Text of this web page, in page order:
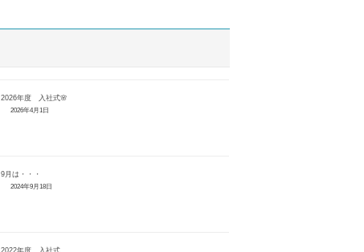
2026年度 入社式🌸
2026年4月1日
9月は・・・
2024年9月18日
2022年度 入社式